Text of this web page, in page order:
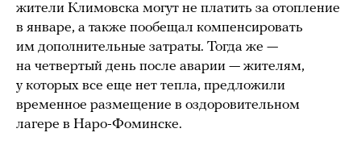
жители Климовска могут не платить за отопление
в январе, а также пообещал компенсировать
им дополнительные затраты. Тогда же —
на четвертый день после аварии — жителям,
у которых все еще нет тепла, предложили
временное размещение в оздоровительном
лагере в Наро-Фоминске.